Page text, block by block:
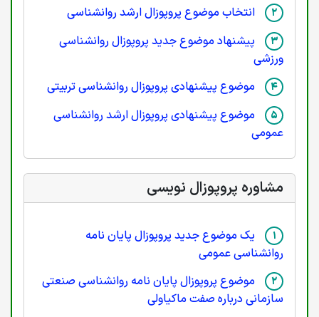
انتخاب موضوع پروپوزال ارشد روانشناسی
پیشنهاد موضوع جدید پروپوزال روانشناسی
ورزشی
موضوع پیشنهادی پروپوزال روانشناسی تربیتی
موضوع پیشنهادی پروپوزال ارشد روانشناسی
عمومی
مشاوره پروپوزال نویسی
یک موضوع جدید پروپوزال پایان نامه
روانشناسی عمومی
موضوع پروپوزال پایان نامه روانشناسی صنعتی
سازمانی درباره صفت ماکیاولی